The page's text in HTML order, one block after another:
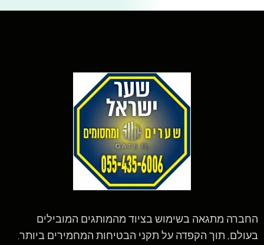
החברה מתגאה בשימוש בציוד מהמותגים המובילים
בעולם, תוך הקפדה על תקני הבטיחות המחמירים ביותר.